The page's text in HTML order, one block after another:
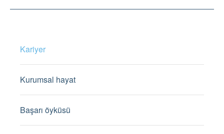
Kariyer
Kurumsal hayat
Başarı öyküsü